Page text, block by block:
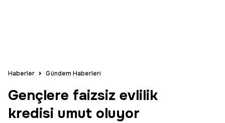
Haberler Gündem Haberleri
Gençlere faizsiz evlilik
kredisi umut oluyor